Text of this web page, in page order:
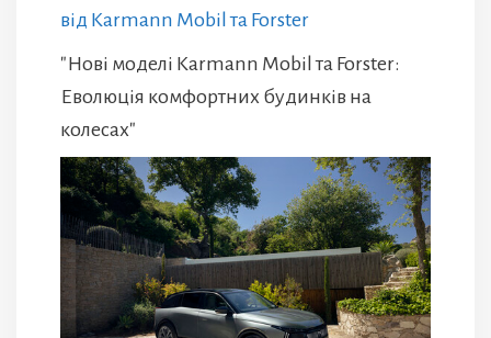
від Karmann Mobil та Forster
"Нові моделі Karmann Mobil та Forster:
Еволюція комфортних будинків на
колесах"